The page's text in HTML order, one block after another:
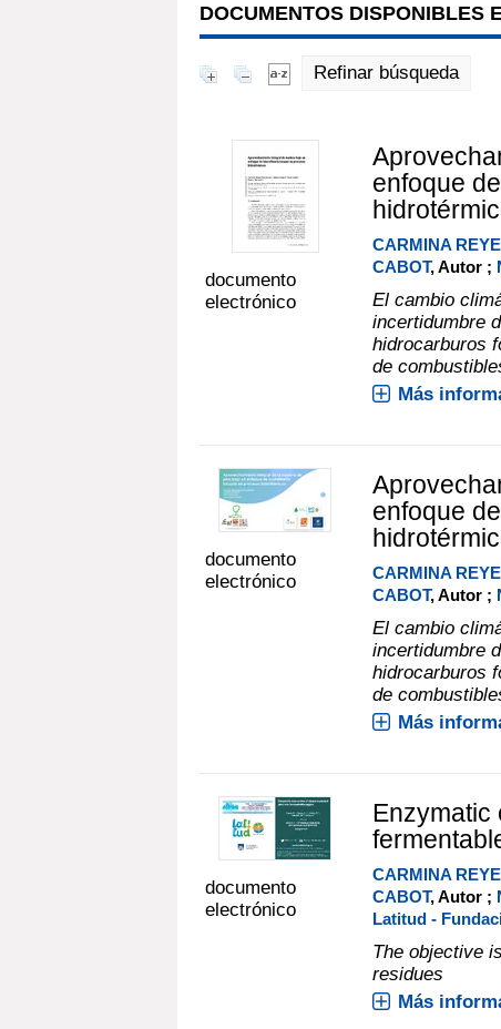
DOCUMENTOS DISPONIBLES
Refinar búsqueda
documento
electrónico
enfoque
CARMINA
CABOT, Autor ;
El cambio
incertidumbre
hidrocarburos
de
Más
documento
electrónico
enfoque
CARMINA
CABOT, Autor ;
El cambio
incertidumbre
hidrocarburos
de
Más
documento
electrónico
Enzymatic
CARMINA
CABOT, Autor ;
Latitud -
The objective
residues
Más